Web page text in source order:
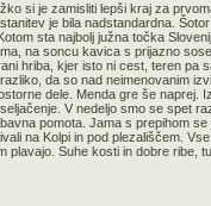
si je zamisliti lepši kraj za
je bila nadstandardna.
sta najbolj južna točka
na soncu kavica s prijazno
hriba, kjer isto ni cest, teren pa
da so nad neimenovanim
dele. Menda gre še naprej.
V nedeljo smo se spet
pomota. Jama s prepihom
na Kolpi in pod plezališčem.
plavajo. Suhe kosti in dobre ribe,